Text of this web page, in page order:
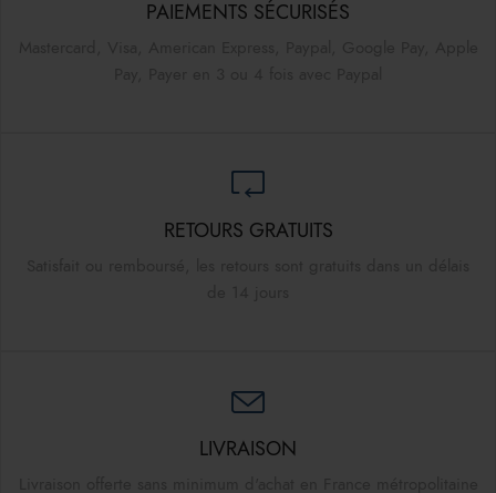
PAIEMENTS SÉCURISÉS
RETOURS GRATUITS
LIVRAISON